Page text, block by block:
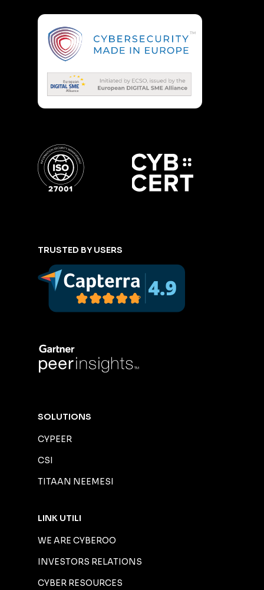
TRUSTED BY USERS
SOLUTIONS
CYPEER
CSI
TITAAN NEEMESI
LINK UTILI
WE ARE CYBEROO
INVESTORS RELATIONS
CYBER RESOURCES